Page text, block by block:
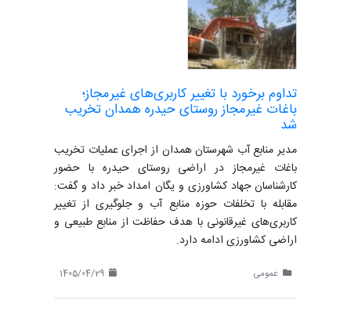
تداوم برخورد با تغییر کاربری‌های غیرمجاز؛
باغات غیرمجاز روستای حیدره همدان تخریب
شد
مدیر منابع آب شهرستان همدان از اجرای عملیات تخریب
باغات غیرمجاز در اراضی روستای حیدره با حضور
کارشناسان جهاد کشاورزی و یگان امداد خبر داد و گفت:
مقابله با تخلفات حوزه منابع آب و جلوگیری از تغییر
کاربری‌های غیرقانونی با هدف حفاظت از منابع طبیعی و
اراضی کشاورزی ادامه دارد.
عمومی